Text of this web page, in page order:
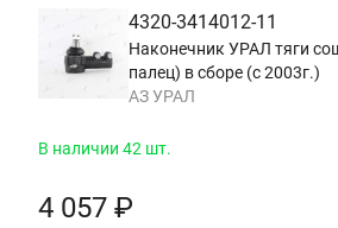
4320-3414012-11
Наконечник УРАЛ тяги
палец) в сборе (с 2003г.)
АЗ УРАЛ
В наличии 42 шт.
4 057 ₽